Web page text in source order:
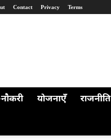
Contact Privacy Terms
योजनाएँ राजनीति